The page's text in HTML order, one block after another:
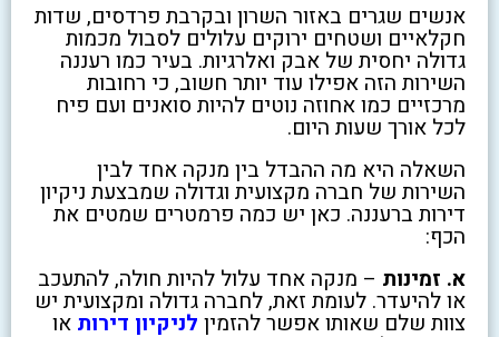
אנשים שגרים באזור השרון ובקרבת פרדסים, שדות
חקלאיים ושטחים ירוקים עלולים לסבול מכמות
גדולה יחסית של אבק ואלרגיות. בעיר כמו רעננה
השירות הזה אפילו עוד יותר חשוב, כי רחובות
מרכזיים כמו אחוזה נוטים להיות סואנים ועם פיח
לכל אורך שעות היום.
השאלה היא מה ההבדל בין מנקה אחד לבין
השירות של חברה מקצועית וגדולה שמבצעת ניקיון
דירות ברעננה. כאן יש כמה פרמטרים שמטים את
הכף:
א. זמינות – מנקה אחד עלול להיות חולה, להתעכב
או להיעדר. לעומת זאת, לחברה גדולה ומקצועית יש
צוות שלם שאותו אפשר להזמין לניקיון דירות או